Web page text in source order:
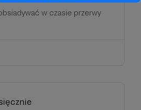
w czasie przerwy